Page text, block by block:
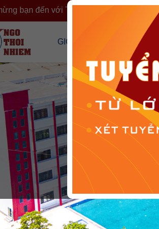
bạn đến với Trường Ngô Thời Nhiệm
GIỚI THIỆU
Tổng Quan Về Trường
Cơ Sở Vật Chất
Đội Ngũ Nhân Sự
Tổ Chức Đoàn Thể
CÔNG KHAI
Công Khai
Công Khai
Cải Cách